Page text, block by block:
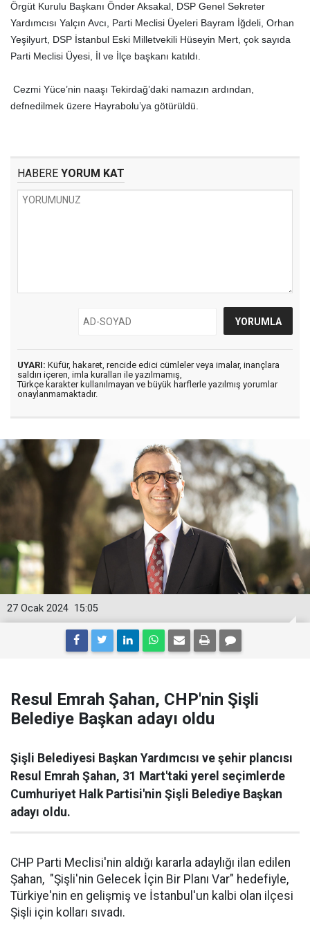
Örgüt Kurulu Başkanı Önder Aksakal, DSP Genel Sekreter
Yardımcısı Yalçın Avcı, Parti Meclisi Üyeleri Bayram İğdeli, Orhan
Yeşilyurt, DSP İstanbul Eski Milletvekili Hüseyin Mert, çok sayıda
Parti Meclisi Üyesi, İl ve İlçe başkanı katıldı.
Cezmi Yüce’nin naaşı Tekirdağ’daki namazın ardından,
defnedilmek üzere Hayrabolu’ya götürüldü.
HABERE YORUM KAT
UYARI: Küfür, hakaret, rencide edici cümleler veya imalar, inançlara
saldırı içeren, imla kuralları ile yazılmamış,
Türkçe karakter kullanılmayan ve büyük harflerle yazılmış yorumlar
onaylanmamaktadır.
15:05
27 Ocak 2024
Resul Emrah Şahan, CHP'nin Şişli
Belediye Başkan adayı oldu
Şişli Belediyesi Başkan Yardımcısı ve şehir plancısı
Resul Emrah Şahan, 31 Mart'taki yerel seçimlerde
Cumhuriyet Halk Partisi'nin Şişli Belediye Başkan
adayı oldu.
CHP Parti Meclisi'nin aldığı kararla adaylığı ilan edilen
Şahan, "Şişli'nin Gelecek İçin Bir Planı Var" hedefiyle,
Türkiye'nin en gelişmiş ve İstanbul'un kalbi olan ilçesi
Şişli için kolları sıvadı.